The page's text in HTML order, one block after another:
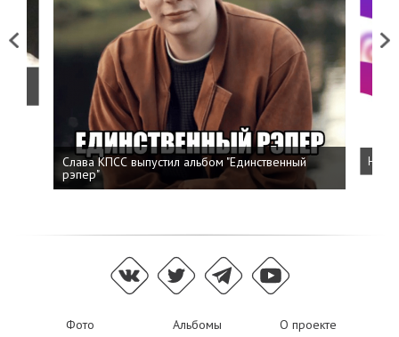
Previous
Слава КПСС выпустил альбом "Единственный
рэпер"
Next
Фото Альбомы
О проекте